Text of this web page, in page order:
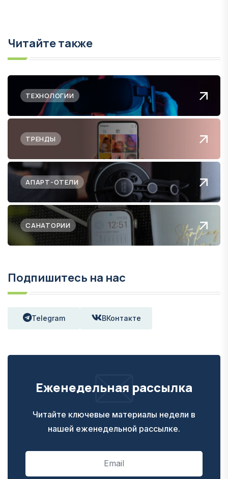
Читайте также
ТЕХНОЛОГИИ
ТРЕНДЫ
АПАРТ-ОТЕЛИ
САНАТОРИИ
Подпишитесь на нас
Telegram ВКонтакте
Еженедельная рассылка
Читайте ключевые материалы недели в
нашей еженедельной рассылке.